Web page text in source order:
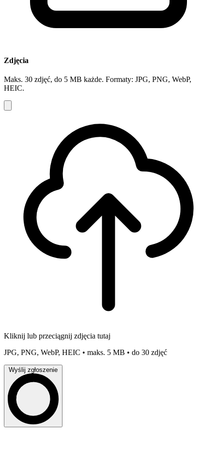
Zdjęcia
Maks. 30 zdjęć, do 5 MB każde. Formaty: JPG, PNG, WebP,
HEIC.
Kliknij lub przeciągnij zdjęcia tutaj
JPG, PNG, WebP, HEIC • maks. 5 MB • do 30 zdjęć
Wyślij zgłoszenie